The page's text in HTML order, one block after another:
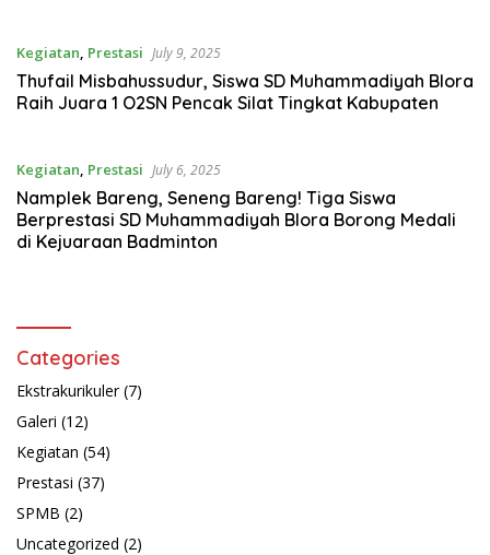
Kegiatan, Prestasi July 9, 2025
Thufail Misbahussudur, Siswa SD Muhammadiyah Blora
Raih Juara 1 O2SN Pencak Silat Tingkat Kabupaten
Kegiatan, Prestasi July 6, 2025
Namplek Bareng, Seneng Bareng! Tiga Siswa
Berprestasi SD Muhammadiyah Blora Borong Medali
di Kejuaraan Badminton
Categories
Ekstrakurikuler(7)
Galeri (12)
Kegiatan (54)
Prestasi (37)
SPMB (2)
Uncategorized (2)